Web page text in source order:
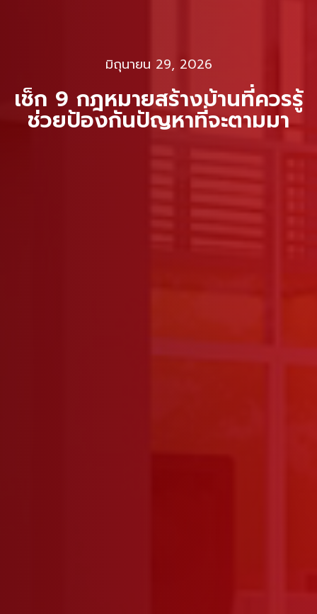
มิถุนายน 29, 2026
เช็ก 9 กฎหมายสร้างบ้านที่ควรรู้
ช่วยป้องกันปัญหาที่จะตามมา